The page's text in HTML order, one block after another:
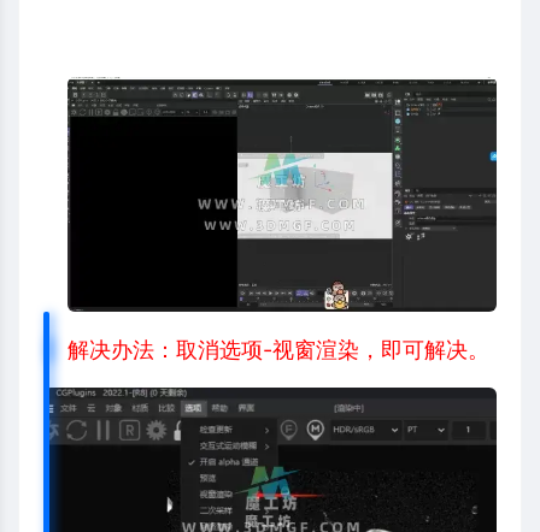
解决办法：取消选项-视窗渲染，即可解决。